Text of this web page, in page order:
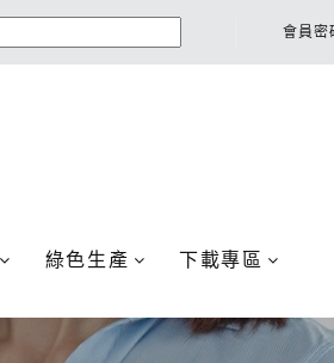
會員密
綠色生產 下載專區